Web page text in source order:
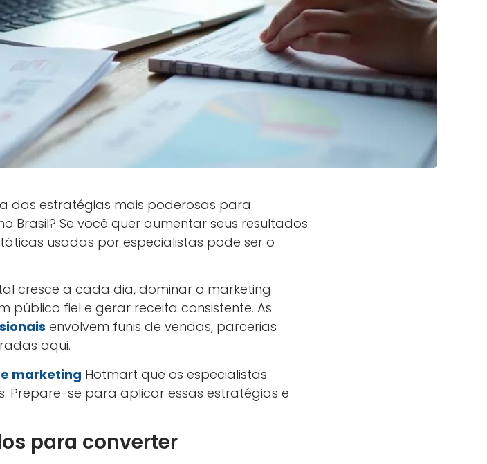
das estratégias mais poderosas para
Se você quer aumentar seus resultados
usadas por especialistas pode ser o
cresce a cada dia, dominar o marketing
fiel e gerar receita consistente. As
envolvem funis de vendas, parcerias
aqui.
marketing Hotmart que os especialistas
Prepare-se para aplicar essas estratégias e
para converter